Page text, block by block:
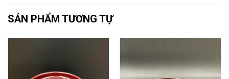
SẢN PHẨM TƯƠNG TỰ